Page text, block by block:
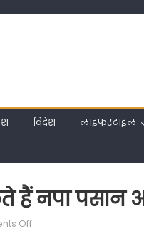
विदेश लाइफस्टाइल
हैं नपा पसान
Offon